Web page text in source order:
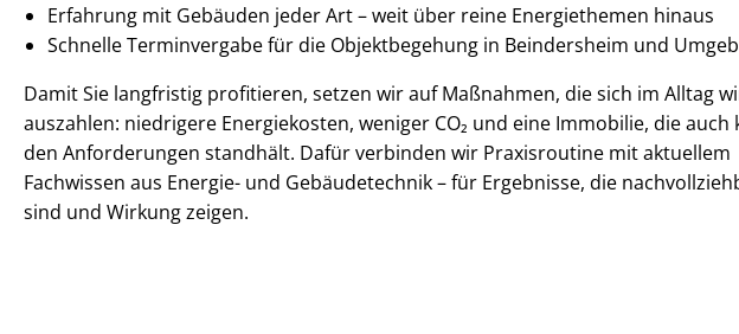
Erfahrung mit Gebäuden jeder Art – weit über reine Energiethemen hinaus
Schnelle Terminvergabe für die Objektbegehung in Beindersheim und
Damit Sie langfristig profitieren, setzen wir auf Maßnahmen, die sich im Alltag
auszahlen: niedrigere Energiekosten, weniger CO₂ und eine Immobilie, die auch
den Anforderungen standhält. Dafür verbinden wir Praxisroutine mit aktuellem
Fachwissen aus Energie- und Gebäudetechnik – für Ergebnisse, die
sind und Wirkung zeigen.